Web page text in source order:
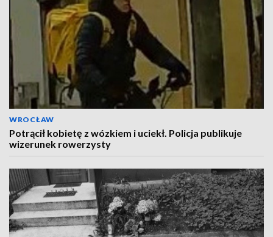
WROCŁAW
Potrącił kobietę z wózkiem i uciekł. Policja publikuje
wizerunek rowerzysty